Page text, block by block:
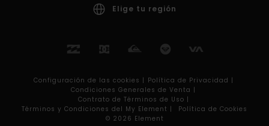
Elige tu región
Configuración de las cookies | Política de Privacidad |
Condiciones Generales de Venta |
Contrato de Términos de Uso |
Términos y Condiciones del My Element |
Política de Cookies
© 2026 Element